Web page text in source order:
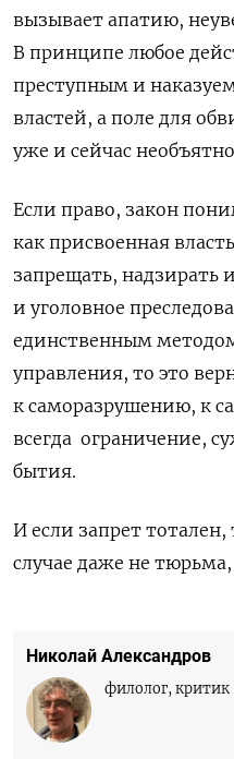
вызывает апатию,
В принципе любое
преступным и
властей, а поле для
уже и сейчас
Если право, закон
как присвоенная
запрещать, надзирать
и уголовное
единственным
управления, то это
к саморазрушению, к
всегда ограничение,
бытия.
И если запрет
случае даже не
Николай Александров
филолог, критик